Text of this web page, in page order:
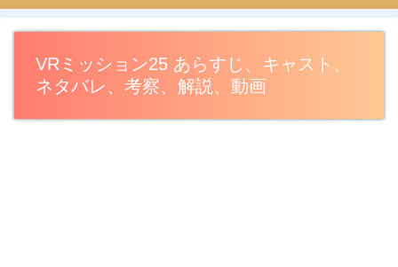
VRミッション25 あらすじ、キャスト、
ネタバレ、考察、解説、動画